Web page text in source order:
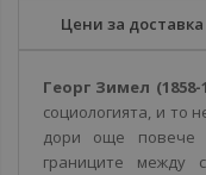
Цени за доставка
Георг Зимел (1858-
социологията, и то
дори още повече
границите между